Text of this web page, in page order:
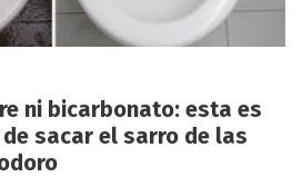
ni bicarbonato: esta es
de sacar el sarro de las